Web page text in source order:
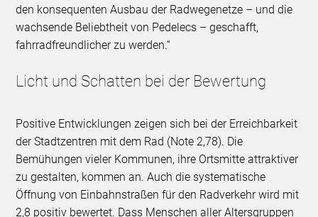
den konsequenten Ausbau der Radwegenetze – und die
wachsende Beliebtheit von Pedelecs – geschafft,
fahrradfreundlicher zu werden.“
Licht und Schatten bei der Bewertung
Positive Entwicklungen zeigen sich bei der Erreichbarkeit
der Stadtzentren mit dem Rad (Note 2,78). Die
Bemühungen vieler Kommunen, ihre Ortsmitte attraktiver
zu gestalten, kommen an. Auch die systematische
Öffnung von Einbahnstraßen für den Radverkehr wird mit
2,8 positiv bewertet. Dass Menschen aller Altersgruppen